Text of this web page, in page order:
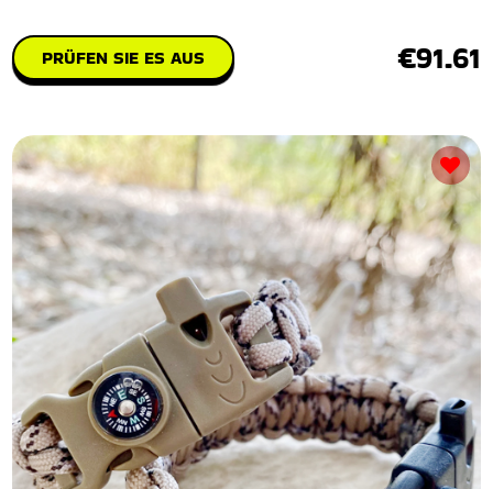
PRÜFEN SIE ES AUS €91.61